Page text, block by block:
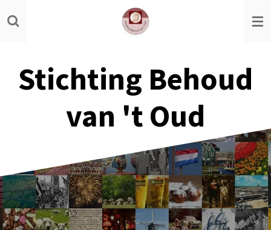
Ga
direct
hoofdinhoud
Stichting Behoud
van 't Oud